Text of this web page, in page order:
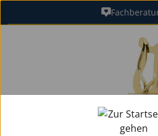
Zum Hauptinhalt springen
Bildergalerie überspringen